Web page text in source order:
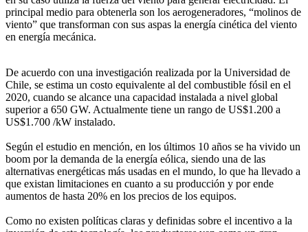
principal medio para obtenerla son los aerogeneradores, “molinos de
viento” que transforman con sus aspas la energía cinética del viento
en energía mecánica.
De acuerdo con una investigación realizada por la Universidad de
Chile, se estima un costo equivalente al del combustible fósil en el
2020, cuando se alcance una capacidad instalada a nivel global
superior a 650 GW. Actualmente tiene un rango de US$1.200 a
US$1.700 /kW instalado.
Según el estudio en mención, en los últimos 10 años se ha vivido un
boom por la demanda de la energía eólica, siendo una de las
alternativas energéticas más usadas en el mundo, lo que ha llevado a
que existan limitaciones en cuanto a su producción y por ende
aumentos de hasta 20% en los precios de los equipos.
Como no existen políticas claras y definidas sobre el incentivo a la